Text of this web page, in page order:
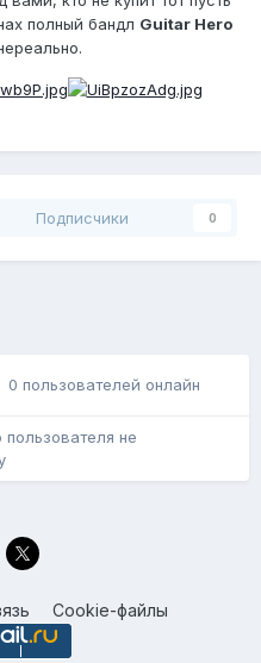
полный бандл Guitar Hero
Подписчики 0
0 пользователей онлайн
не
Cookie-файлы